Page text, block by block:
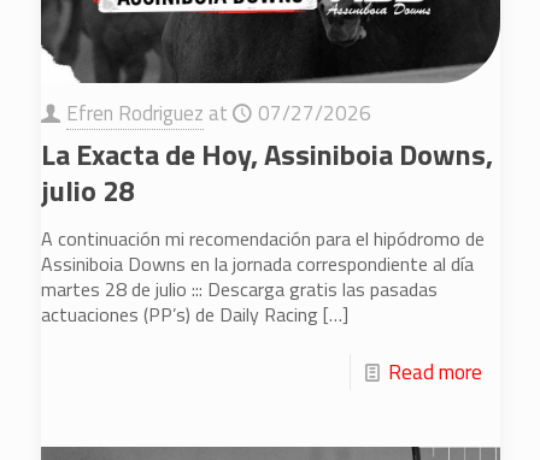
Efren Rodriguez at 07/27/2026
La Exacta de Hoy, Assiniboia Downs,
julio 28
A continuación mi recomendación para el hipódromo de
Assiniboia Downs en la jornada correspondiente al día
martes 28 de julio ::: Descarga gratis las pasadas
actuaciones (PP’s) de Daily Racing […]
Read more